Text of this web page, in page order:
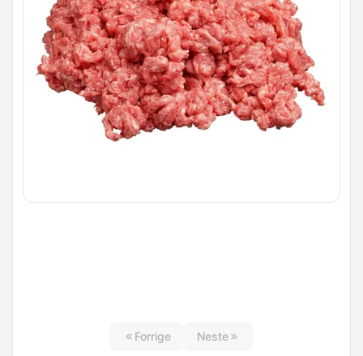
Forrige Neste